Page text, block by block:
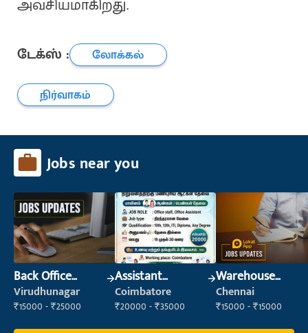
அவசியமாகிறது.
டேக்ஸ் :
லோக்கல்
நிர்வாகம்
Jobs near you
Back Office
Executive
(Administration)
Virudhunagar
₹15000 - ₹25000
Assistant
Manager
Coimbatore
₹20000 - ₹35000
Warehouse
Supervisor
(Warehouse &
Chennai
₹15000 - ₹15000